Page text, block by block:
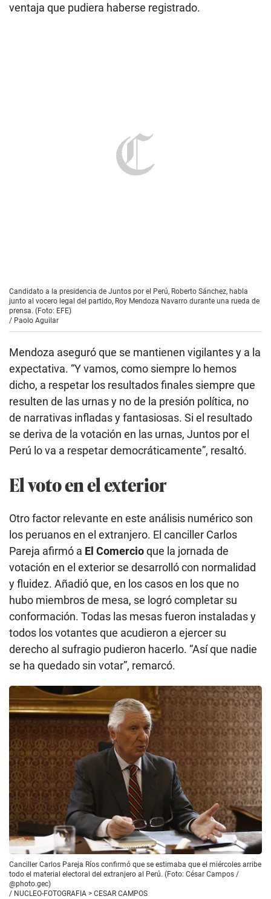
ventaja que pudiera haberse registrado.
Candidato a la presidencia de Juntos por el Perú, Roberto Sánchez, habla
junto al vocero legal del partido, Roy Mendoza Navarro durante una rueda de
prensa. (Foto: EFE)
/ Paolo Aguilar
Mendoza aseguró que se mantienen vigilantes y a la
expectativa. “Y vamos, como siempre lo hemos
dicho, a respetar los resultados finales siempre que
resulten de las urnas y no de la presión política, no
de narrativas infladas y fantasiosas. Si el resultado
se deriva de la votación en las urnas, Juntos por el
Perú lo va a respetar democráticamente”, resaltó.
El voto en el exterior
Otro factor relevante en este análisis numérico son
los peruanos en el extranjero. El canciller Carlos
Pareja afirmó a El Comercioque la jornada de
votación en el exterior se desarrolló con normalidad
y fluidez. Añadió que, en los casos en los que no
hubo miembros de mesa, se logró completar su
conformación. Todas las mesas fueron instaladas y
todos los votantes que acudieron a ejercer su
derecho al sufragio pudieron hacerlo. “Así que nadie
se ha quedado sin votar”, remarcó.
Canciller Carlos Pareja Ríos confirmó que se estimaba que el miércoles arribe
todo el material electoral del extranjero al Perú. (Foto: César Campos /
@photo.gec)
/ NUCLEO-FOTOGRAFIA > CESAR CAMPOS